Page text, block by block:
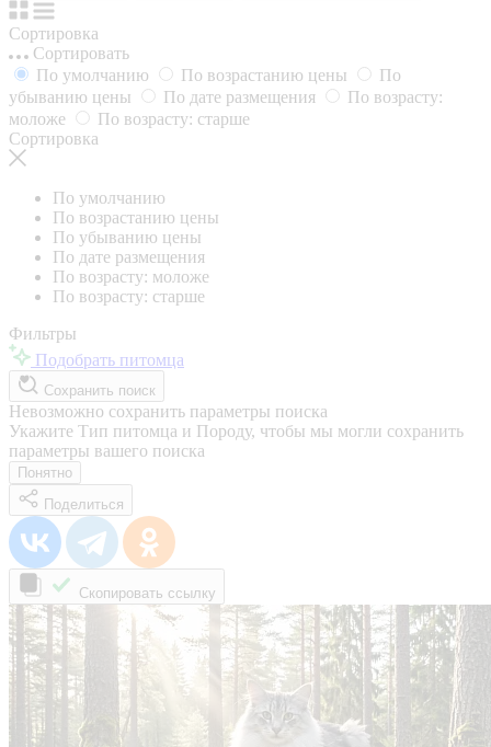
Сортировка
Сортировать
По умолчанию
По возрастанию цены
По
убыванию цены
По дате размещения
По возрасту:
моложе
По возрасту: старше
Сортировка
По умолчанию
По возрастанию цены
По убыванию цены
По дате размещения
По возрасту: моложе
По возрасту: старше
Фильтры
Подобрать питомца
Сохранить поиск
Невозможно сохранить параметры поиска
Укажите Тип питомца и Породу, чтобы мы могли сохранить
параметры вашего поиска
Понятно
Поделиться
Скопировать ссылку